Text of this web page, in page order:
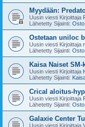
Myydään:
Uusin viesti Kirjoittaja
Lähetetty Sijainti:
Ostetaan uniloc
Uusin viesti Kirjoittaja
Lähetetty Sijainti:
Kaisa Naiset
Uusin viesti Kirjoittaja
Lähetetty Sijainti:
Crical aloitus-
Uusin viesti Kirjoittaja
Lähetetty Sijainti:
Galaxie Center
Uusin viesti Kirjoittaja